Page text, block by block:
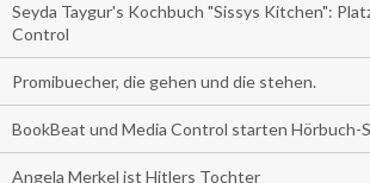
Seyda Taygur's Kochbuch "Sissys Kitchen":
Control
Promibuecher, die gehen und die stehen.
BookBeat und Media Control starten Hörbuch-
Angela Merkel ist Hitlers Tochter